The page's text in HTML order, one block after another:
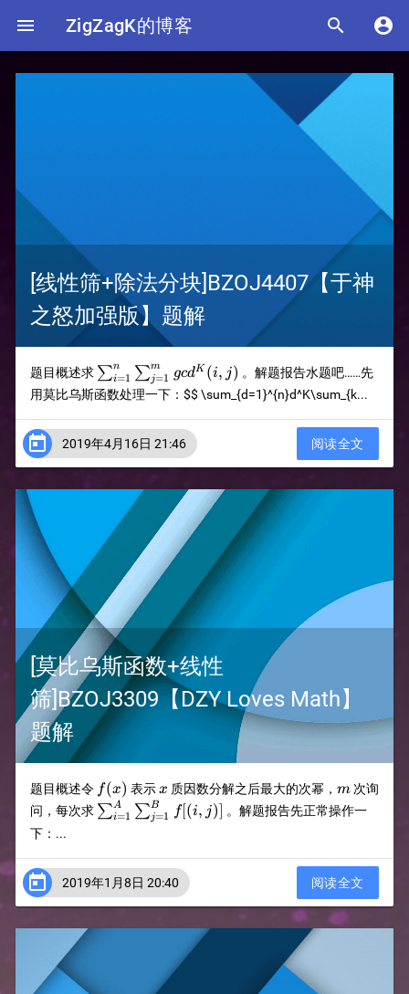
 ZigZagK的博客  
[线性筛+除法分块]BZOJ4407【于神
之怒加强版】题解
题目概述求 \sum_{i=1}^{n}\sum_{j=1}^{m}gcd^K(i,j)
∑i=1
n ∑j=1
m gcdK (i, j) 。解题报告水题吧……先
用莫比乌斯函数处理一下： $$ \sum_{d=1}^{n}d^K\sum_{k...
 2019年4月16日 21:46 阅读全文
[莫比乌斯函数+线性
筛]BZOJ3309【DZY Loves Math】
题解
题目概述令 f(x)
f(x) 表示x
x 质因数分解之后最大的次幂， m
m次询
问，每次求 \sum_{i=1}^{A}\sum_{j=1}^{B}f[(i,j)]
∑i=1
A ∑j=1
B f[(i, j)]
。解题报告先正常操作一
下：...
 2019年1月8日 20:40 阅读全文